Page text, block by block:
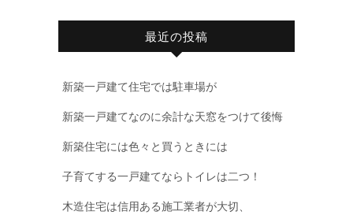
最近の投稿
新築一戸建て住宅では駐車場が
新築一戸建てなのに余計な天窓をつけて後悔
新築住宅には色々と買うときには
子育てする一戸建てならトイレは二つ！
木造住宅は信用ある施工業者が大切、